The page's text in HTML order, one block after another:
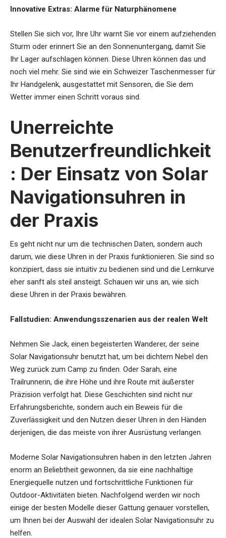
Innovative Extras: Alarme für Naturphänomene
Stellen Sie sich vor, Ihre Uhr warnt Sie vor einem aufziehenden
Sturm oder erinnert Sie an den Sonnenuntergang, damit Sie
Ihr Lager aufschlagen können. Diese Uhren können das und
noch viel mehr. Sie sind wie ein Schweizer Taschenmesser für
Ihr Handgelenk, ausgestattet mit Sensoren, die Sie dem
Wetter immer einen Schritt voraus sind.
Unerreichte
Benutzerfreundlichkeit
: Der Einsatz von Solar
Navigationsuhren in
der Praxis
Es geht nicht nur um die technischen Daten, sondern auch
darum, wie diese Uhren in der Praxis funktionieren. Sie sind so
konzipiert, dass sie intuitiv zu bedienen sind und die Lernkurve
eher sanft als steil ansteigt. Schauen wir uns an, wie sich
diese Uhren in der Praxis bewähren.
Fallstudien: Anwendungsszenarien aus der realen Welt
Nehmen Sie Jack, einen begeisterten Wanderer, der seine
Solar Navigationsuhr benutzt hat, um bei dichtem Nebel den
Weg zurück zum Camp zu finden. Oder Sarah, eine
Trailrunnerin, die ihre Höhe und ihre Route mit äußerster
Präzision verfolgt hat. Diese Geschichten sind nicht nur
Erfahrungsberichte, sondern auch ein Beweis für die
Zuverlässigkeit und den Nutzen dieser Uhren in den Händen
derjenigen, die das meiste von ihrer Ausrüstung verlangen.
Moderne Solar Navigationsuhren haben in den letzten Jahren
enorm an Beliebtheit gewonnen, da sie eine nachhaltige
Energiequelle nutzen und fortschrittliche Funktionen für
Outdoor-Aktivitäten bieten. Nachfolgend werden wir noch
einige der besten Modelle dieser Gattung genauer vorstellen,
um Ihnen bei der Auswahl der idealen Solar Navigationsuhr zu
helfen.